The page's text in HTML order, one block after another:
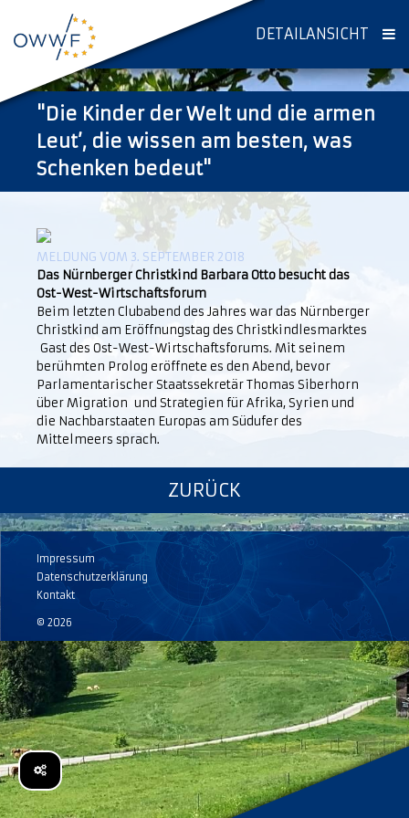
DETAILANSICHT
"Die Kinder der Welt und die armen
Leut’, die wissen am besten, was
Schenken bedeut"
MELDUNG VOM 3. SEPTEMBER 2018
Das Nürnberger Christkind Barbara Otto besucht das
Ost-West-Wirtschaftsforum
Beim letzten Clubabend des Jahres war das Nürnberger
Christkind am Eröffnungstag des Christkindlesmarktes
Gast des Ost-West-Wirtschaftsforums. Mit seinem
berühmten Prolog eröffnete es den Abend, bevor
Parlamentarischer Staatssekretär Thomas Siberhorn
über Migration und Strategien für Afrika, Syrien und
die Nachbarstaaten Europas am Südufer des
Mittelmeers sprach.
ZURÜCK
Impressum
Datenschutzerklärung
Kontakt
© 2026